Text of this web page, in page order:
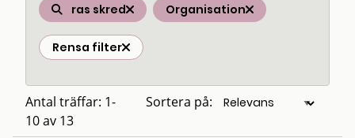
ras skred Organisation
Rensa filter
Antal träffar: 1-
10 av 13
Sortera på: